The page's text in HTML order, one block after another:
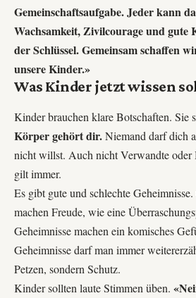
Gemeinschaftsaufgabe. Jeder kann
Wachsamkeit, Zivilcourage und gute
der Schlüssel. Gemeinsam schaffen
unsere Kinder.»
Was Kinder jetzt wissen
Kinder brauchen klare Botschaften. Sie
Körper gehört dir.Niemand darf dich
nicht willst. Auch nicht Verwandte oder
gilt immer.
Es gibt gute und schlechte
machen Freude, wie eine
Geheimnisse machen ein komisches
Geheimnisse darf man immer
Petzen, sondern Schutz.
Kinder sollten laute Stimmen üben.